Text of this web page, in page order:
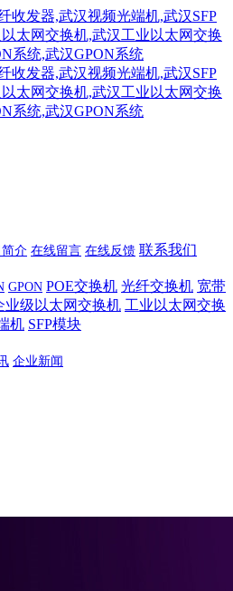
介 在线留言 在线反馈 联系我们
GPON POE交换机 光纤交换机 宽带
业级以太网交换机 工业以太网交换
机 SFP模块
企业新闻